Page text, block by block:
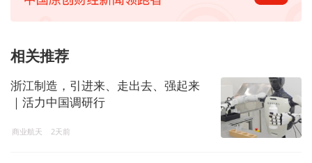
相关推荐
浙江制造，引进来、走出去、强起来
｜活力中国调研行
商业航天 2天前